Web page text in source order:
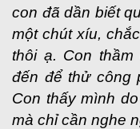
con đã dần biết
một chút xíu,
thôi ạ. Con
đến để thử công
Con thấy mình
mà chỉ cần nghe